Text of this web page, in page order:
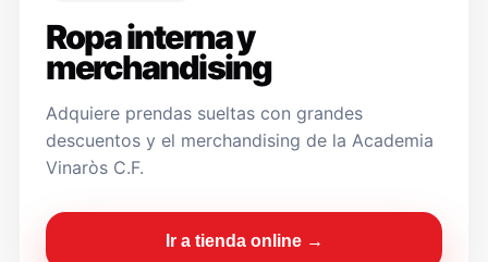
Ropa interna y
merchandising
Adquiere prendas sueltas con grandes
descuentos y el merchandising de la Academia
Vinaròs C.F.
Ir a tienda online →